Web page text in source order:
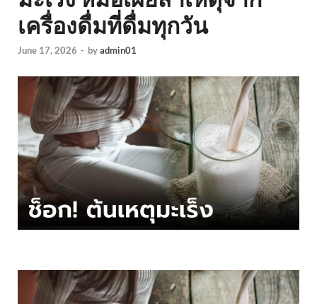
เครื่องดื่มที่ดื่มทุกวัน
June 17, 2026 - byadmin01